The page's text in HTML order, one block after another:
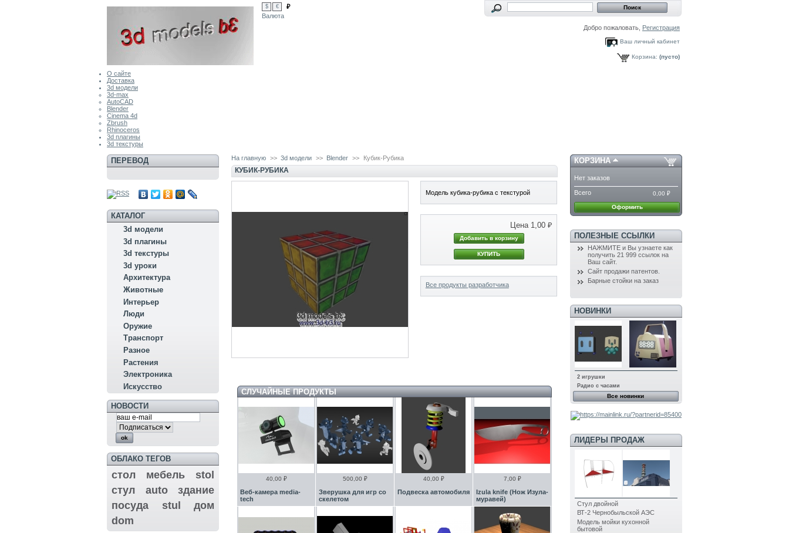
$ €
₽
Валюта
Добро пожаловать, Регистрация
Ваш личный кабинет
Корзина: (пусто)
О сайте
Доставка
3d модели
3d-max
AutoCAD
Blender
Cinema 4d
Zbrush
Rhinoceros
3d плагины
3d текстуры
ПЕРЕВОД
КАТАЛОГ
3d модели
3d плагины
3d текстуры
3d уроки
Архитектура
Животные
Интерьер
Люди
Оружие
Транспорт
Разное
Растения
Электроника
Искусство
НОВОСТИ
ОБЛАКО ТЕГОВ
стол мебель
stol
стул
auto
здание
посуда
stul
дом
dom
На главную >> 3d модели >> Blender >> Кубик-Рубика
КУБИК-РУБИКА
Модель кубика-рубика с текстурой
Цена 1,00 ₽
Все продукты разработчика
СЛУЧАЙНЫЕ ПРОДУКТЫ
40,00 ₽
Веб-камера media-
tech
500,00 ₽
Зверушка для игр со
скелетом
40,00 ₽
Подвеска автомобиля
7,00 ₽
Izula knife (Нож Изула-
муравей)
КОРЗИНА
Нет заказов
Всего 0,00 ₽
Оформить
ПОЛЕЗНЫЕ ССЫЛКИ
НАЖМИТЕ и Вы узнаете как
получить 21 999 ссылок на
Ваш сайт.
Сайт продажи патентов.
Барные стойки на заказ
НОВИНКИ
2 игрушки
Радио с часами
Все новинки
ЛИДЕРЫ ПРОДАЖ
Стул двойной
ВТ-2 Чернобыльской АЭС
Модель мойки кухонной
бытовой